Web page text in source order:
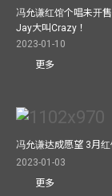
冯允谦红馆个唱未开
Jay大叫Crazy！
2023-01-10
更多
冯允谦达成愿望 3月
2023-01-03
更多